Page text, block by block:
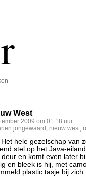
West
2009 om 01:18 uur
jongewaard , nieuw west,
hele gezelschap van
stel op het Java-
en komt even later
en bleek is hij, met
plastic tasje bij